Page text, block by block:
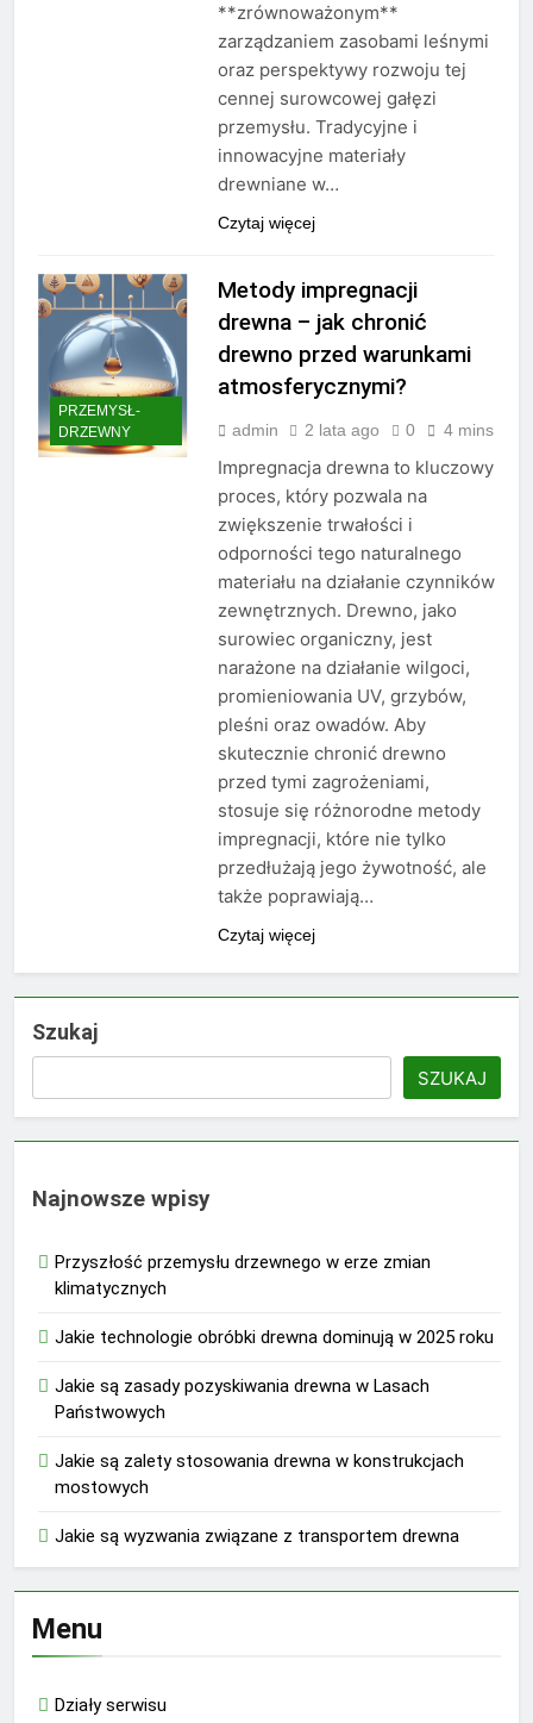
**zrównoważonym**
zarządzaniem zasobami leśnymi
oraz perspektywy rozwoju tej
cennej surowcowej gałęzi
przemysłu. Tradycyjne i
innowacyjne materiały
drewniane w…
Czytaj więcej
PRZEMYSŁ-
DRZEWNY
Metody impregnacji
drewna – jak chronić
drewno przed warunkami
atmosferycznymi?
admin 2 lata ago 0 4 mins
Impregnacja drewna to kluczowy
proces, który pozwala na
zwiększenie trwałości i
odporności tego naturalnego
materiału na działanie czynników
zewnętrznych. Drewno, jako
surowiec organiczny, jest
narażone na działanie wilgoci,
promieniowania UV, grzybów,
pleśni oraz owadów. Aby
skutecznie chronić drewno
przed tymi zagrożeniami,
stosuje się różnorodne metody
impregnacji, które nie tylko
przedłużają jego żywotność, ale
także poprawiają…
Czytaj więcej
Szukaj
SZUKAJ
Najnowsze wpisy
Przyszłość przemysłu drzewnego w erze zmian
klimatycznych
Jakie technologie obróbki drewna dominują w 2025 roku
Jakie są zasady pozyskiwania drewna w Lasach
Państwowych
Jakie są zalety stosowania drewna w konstrukcjach
mostowych
Jakie są wyzwania związane z transportem drewna
Menu
Działy serwisu